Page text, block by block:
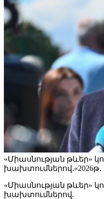
«Միասնության թևեր»
«Միասնության թևեր»
խախտումներով.